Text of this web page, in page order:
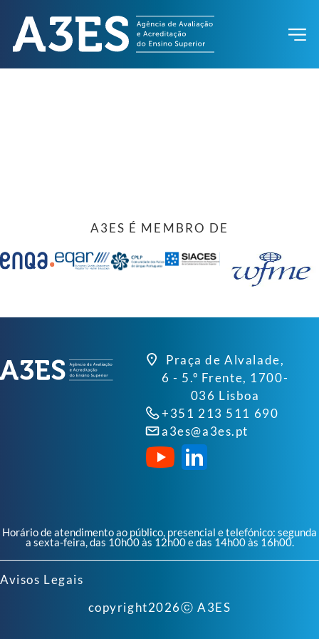
A3ES É MEMBRO DE
Praça de Alvalade,
6 - 5.º Frente, 1700-
036 Lisboa
+351 213 511 690
a3es@a3es.pt
Horário de atendimento ao público, presencial e telefónico: segunda
a sexta-feira, das 10h00 às 12h00 e das 14h00 às 16h00.
Avisos Legais
copyright2026ⓒ A3ES